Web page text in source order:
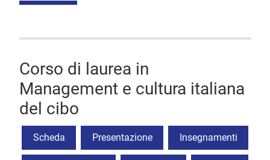
Corso di laurea in
Management e cultura italiana
del cibo
Scheda Presentazione Insegnamenti